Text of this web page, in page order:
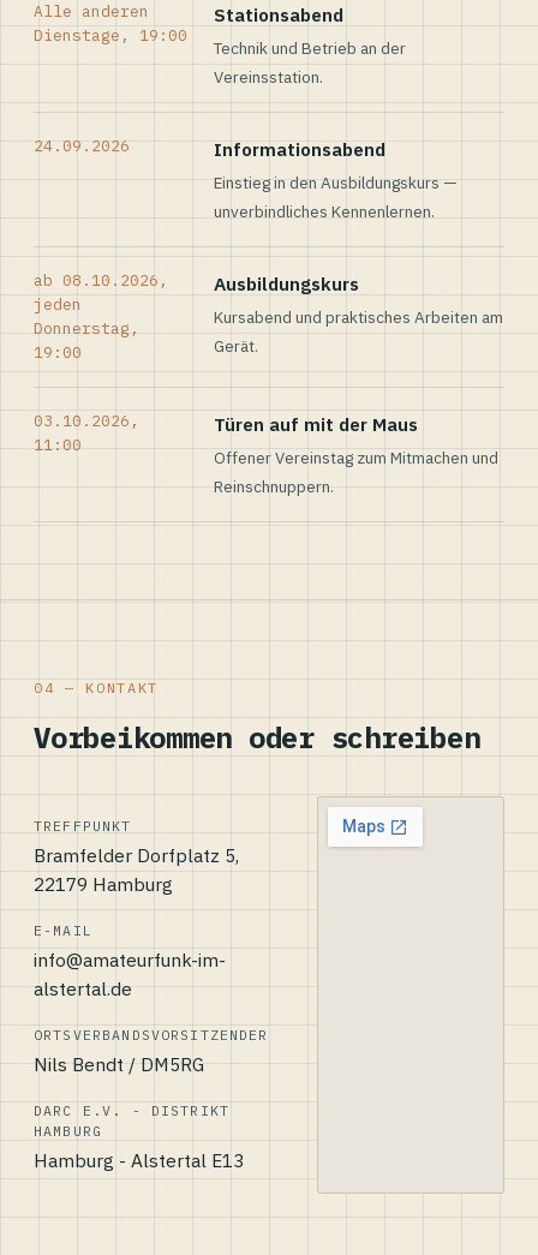
Alle anderen
Dienstage, 19:00
Stationsabend
Technik und Betrieb an der
Vereinsstation.
24.09.2026 Informationsabend
Einstieg in den Ausbildungskurs —
unverbindliches Kennenlernen.
ab 08.10.2026,
jeden
Donnerstag,
19:00
Ausbildungskurs
Kursabend und praktisches Arbeiten am
Gerät.
03.10.2026,
11:00
Türen auf mit der Maus
Offener Vereinstag zum Mitmachen und
Reinschnuppern.
04 — KONTAKT
Vorbeikommen oder schreiben
TREFFPUNKT
Bramfelder Dorfplatz 5,
22179 Hamburg
E-MAIL
info@amateurfunk-im-
alstertal.de
ORTSVERBANDSVORSITZENDER
Nils Bendt / DM5RG
DARC E.V. - DISTRIKT
HAMBURG
Hamburg - Alstertal E13